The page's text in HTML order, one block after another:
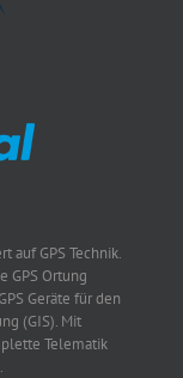
auf GPS Technik.
GPS Ortung
Geräte für den
(GIS). Mit
Telematik